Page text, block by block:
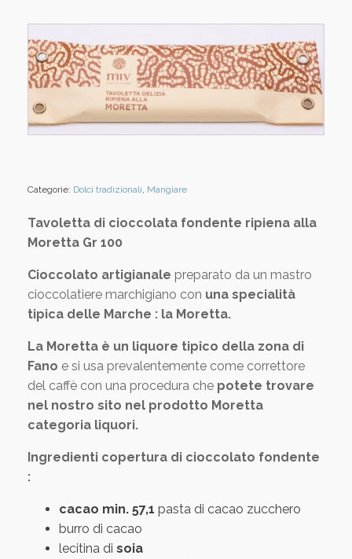
Categorie: Dolci tradizionali, Mangiare
Tavoletta di cioccolata fondente ripiena alla
Moretta Gr 100
Cioccolato artigianale preparato da un mastro
cioccolatiere marchigiano con una specialità
tipica delle Marche : la Moretta.
La Moretta è un liquore tipico della zona di
Fano e si usa prevalentemente come correttore
del caffè con una procedura che potete trovare
nel nostro sito nel prodotto Moretta
categoria liquori.
Ingredienti copertura di cioccolato fondente
:
cacao min. 57,1 pasta di cacao zucchero
burro di cacao
lecitina di soia